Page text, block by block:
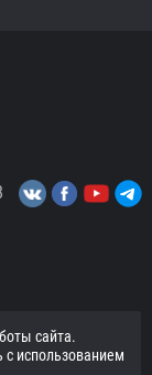
сайта.
с использованием